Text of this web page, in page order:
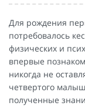
Для рождения
потребовалось
физических и
впервые
никогда не
четвертого
полученные